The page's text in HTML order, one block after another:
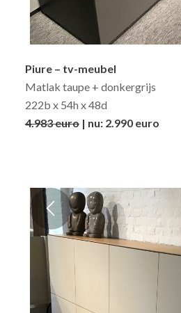
Piure – tv-meubel
Matlak taupe + donkergrijs
222b x 54h x 48d
4.983 euro| nu: 2.990 euro